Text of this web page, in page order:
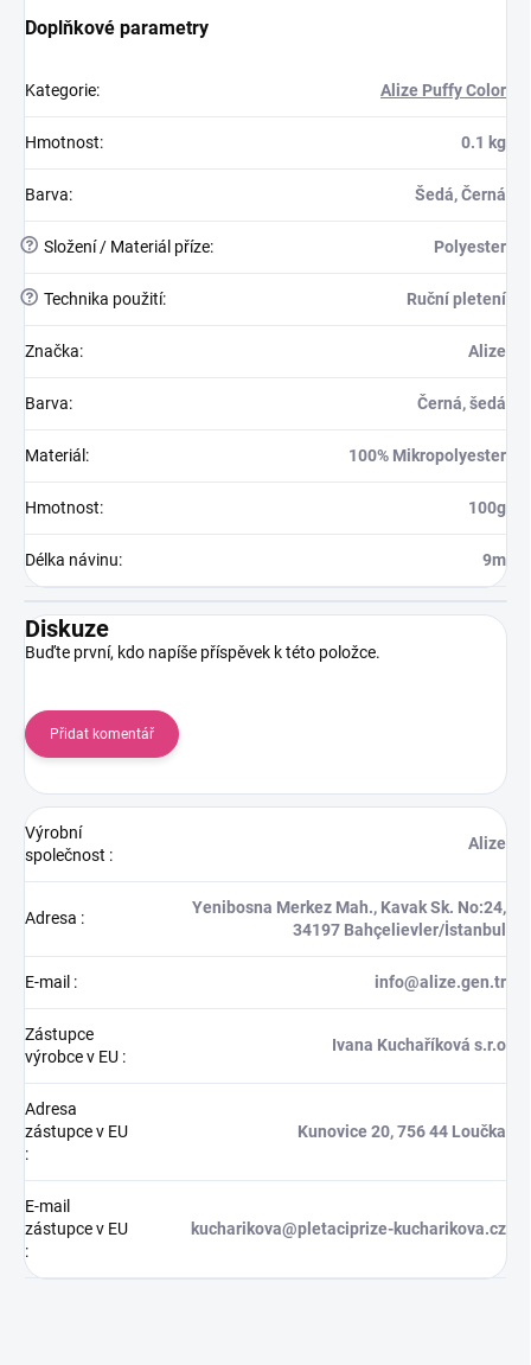
Doplňkové parametry
Kategorie: Alize Puffy Color
Hmotnost: 0.1 kg
Barva: Šedá, Černá
? Složení / Materiál příze: Polyester
? Technika použití: Ruční pletení
Značka: Alize
Barva: Černá, šedá
Materiál : 100% Mikropolyester
Hmotnost: 100g
Délka návinu: 9m
Diskuze
Buďte první, kdo napíše příspěvek k této položce.
Přidat komentář
Výrobní
společnost :
Alize
Adresa :
Yenibosna Merkez Mah., Kavak Sk. No:24,
34197 Bahçelievler/İstanbul
E-mail : info@alize.gen.tr
Zástupce
výrobce v EU :
Ivana Kuchaříková s.r.o
Adresa
zástupce v EU
:
Kunovice 20, 756 44 Loučka
E-mail
zástupce v EU
:
kucharikova@pletaciprize-kucharikova.cz